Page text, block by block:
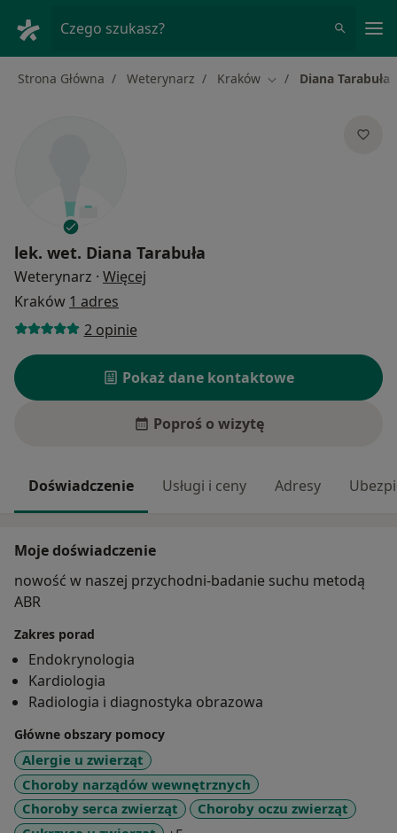
Czego szukasz?
Strona Główna Weterynarz Kraków Zmień miasto
Diana Tarabuła
lek. wet. Diana Tarabuła
Weterynarz · Więcej
Kraków 1 adres
2 opinie
Pokaż dane kontaktowe
Poproś o wizytę
Doświadczenie Usługi i ceny Adresy
Moje doświadczenie
nowość w naszej przychodni-badanie suchu metodą
ABR
Zakres porad
Endokrynologia
Kardiologia
Radiologia i diagnostyka obrazowa
Główne obszary pomocy
Alergie u zwierząt
Choroby narządów wewnętrznych
Choroby serca zwierząt
Choroby oczu zwierząt